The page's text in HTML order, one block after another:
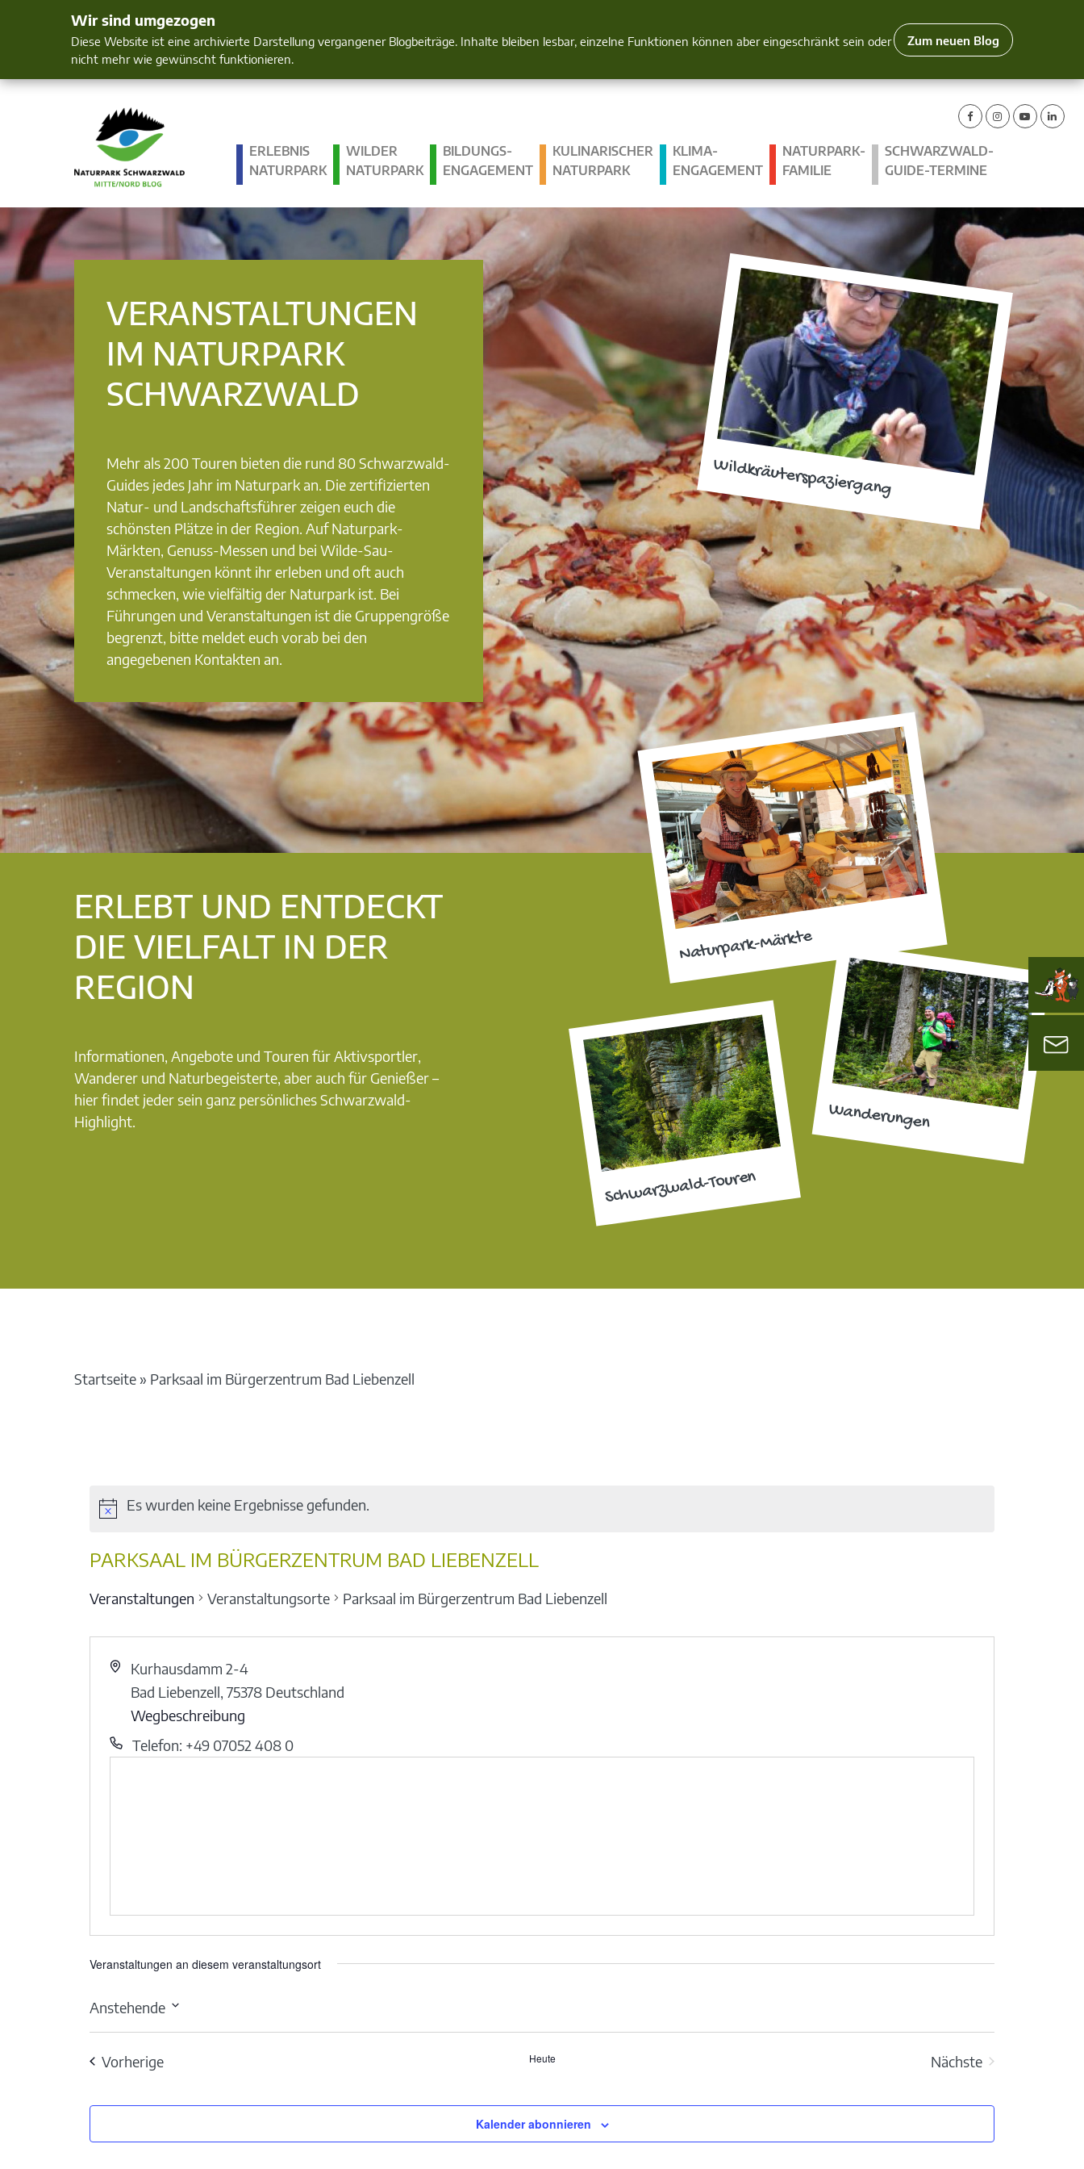
Wir sind umgezogen
Diese Website ist eine archivierte Darstellung vergangener Blogbeiträge. Inhalte bleiben lesbar, einzelne Funktionen können aber eingeschränkt sein oder
nicht mehr wie gewünscht funktionieren.
Zum neuen Blog
Mensch und Natur im Blick
ERLEBNIS
NATURPARK
WILDER
NATURPARK
BILDUNGS­
ENGAGEMENT
KULINARISCHER
NATURPARK
KLIMA­
ENGAGEMENT
NATURPARK-
FAMILIE
SCHWARZWALD-
GUIDE-TERMINE
Wildkräuterspaziergang
VERANSTALTUNGEN
IM NATURPARK
SCHWARZWALD
Mehr als 200 Touren bieten die rund 80 Schwarzwald-
Guides jedes Jahr im Naturpark an. Die zertifizierten
Natur- und Landschaftsführer zeigen euch die
schönsten Plätze in der Region. Auf Naturpark-
Märkten, Genuss-Messen und bei Wilde-Sau-
Veranstaltungen könnt ihr erleben und oft auch
schmecken, wie vielfältig der Naturpark ist. Bei
Führungen und Veranstaltungen ist die Gruppengröße
begrenzt, bitte meldet euch vorab bei den
angegebenen Kontakten an.
ERLEBT UND ENTDECKT
DIE VIELFALT IN DER
REGION
Informationen, Angebote und Touren für Aktivsportler,
Wanderer und Naturbegeisterte, aber auch für Genießer –
hier findet jeder sein ganz persönliches Schwarzwald-
Highlight.
Naturpark-Märkte
Wanderungen
Schwarzwald-Touren
Startseite» Parksaal im Bürgerzentrum Bad Liebenzell
Es wurden keine Ergebnisse gefunden.
PARKSAAL IM BÜRGERZENTRUM BAD LIEBENZELL
Veranstaltungen Veranstaltungsorte Parksaal im Bürgerzentrum Bad Liebenzell
Kurhausdamm 2-4
Bad Liebenzell 75378 Deutschland
Wegbeschreibung
Telefon: +49 07052 408 0
Veranstaltungen an diesem veranstaltungsort
Anstehende
Datum
VorherigeVeranstaltungen Heute
Nächste
Kalender abonnieren